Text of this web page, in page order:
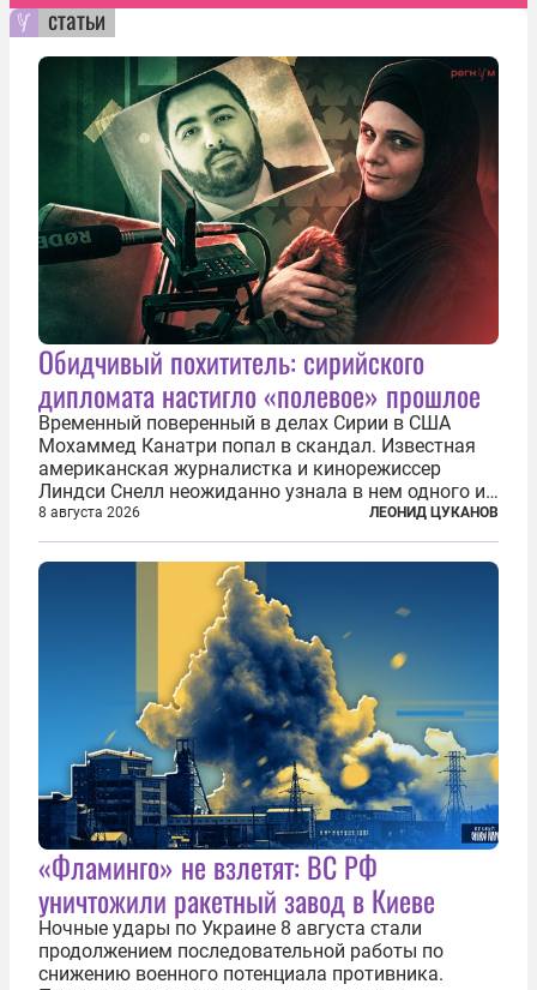
статьи
Обидчивый похититель: сирийского
дипломата настигло «полевое» прошлое
Временный поверенный в делах Сирии в США
Мохаммед Канатри попал в скандал. Известная
американская журналистка и кинорежиссер
Линдси Снелл неожиданно узнала в нем одного из
бандитов, похитивших ее в сирийском Алеппо в
2016 году. Журналистка убеждена, что Канатри, в
то время известный под подпольным...
8 августа 2026 ЛЕОНИД ЦУКАНОВ
«Фламинго» не взлетят: ВС РФ
уничтожили ракетный завод в Киеве
Ночные удары по Украине 8 августа стали
продолжением последовательной работы по
снижению военного потенциала противника.